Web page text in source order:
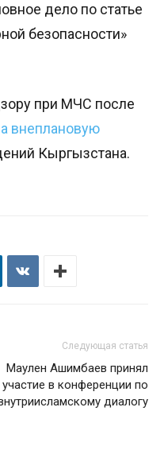
дело по статье
безопасности»
при МЧС после
внеплановую
Кыргызстана.
Следующая статья
Маулен Ашимбаев принял
участие в конференции по
диалогу